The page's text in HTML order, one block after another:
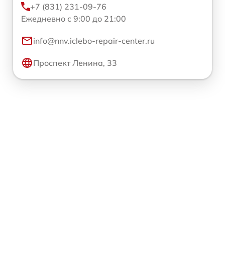
+7 (831) 231-09-76
Ежедневно с 9:00 до 21:00
info@nnv.iclebo-repair-center.ru
Проспект Ленина, 33